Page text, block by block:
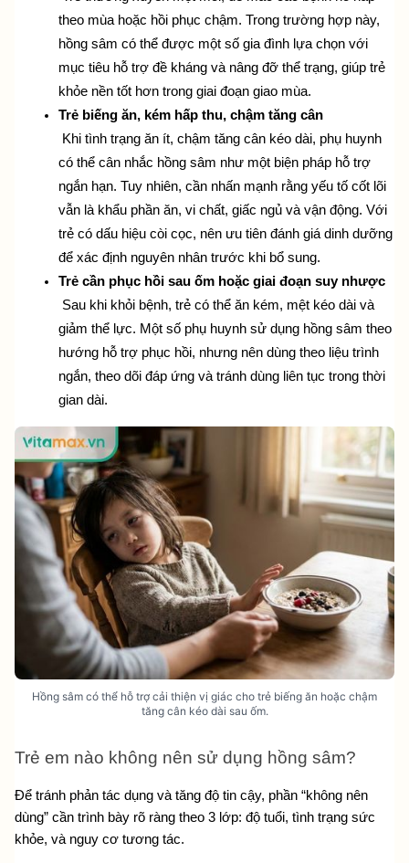
theo mùa hoặc hồi phục chậm. Trong trường hợp này,
hồng sâm có thể được một số gia đình lựa chọn với
mục tiêu hỗ trợ đề kháng và nâng đỡ thể trạng, giúp trẻ
khỏe nền tốt hơn trong giai đoạn giao mùa.
Trẻ biếng ăn, kém hấp thu, chậm tăng cân
có thể cân nhắc hồng sâm như một biện pháp hỗ trợ
ngắn hạn. Tuy nhiên, cần nhấn mạnh rằng yếu tố cốt lõi
vẫn là khẩu phần ăn, vi chất, giấc ngủ và vận động. Với
trẻ có dấu hiệu còi cọc, nên ưu tiên đánh giá dinh dưỡng
để xác định nguyên nhân trước khi bổ sung.
Trẻ cần phục hồi sau ốm hoặc giai đoạn suy nhược
giảm thể lực. Một số phụ huynh sử dụng hồng sâm theo
hướng hỗ trợ phục hồi, nhưng nên dùng theo liệu trình
ngắn, theo dõi đáp ứng và tránh dùng liên tục trong thời
gian dài.
Hồng sâm có thể hỗ trợ cải thiện vị giác cho trẻ biếng ăn hoặc chậm
tăng cân kéo dài sau ốm.
Trẻ em nào không nên sử dụng hồng sâm?
Để tránh phản tác dụng và tăng độ tin cậy, phần “không nên
dùng” cần trình bày rõ ràng theo 3 lớp: độ tuổi, tình trạng sức
khỏe, và nguy cơ tương tác.